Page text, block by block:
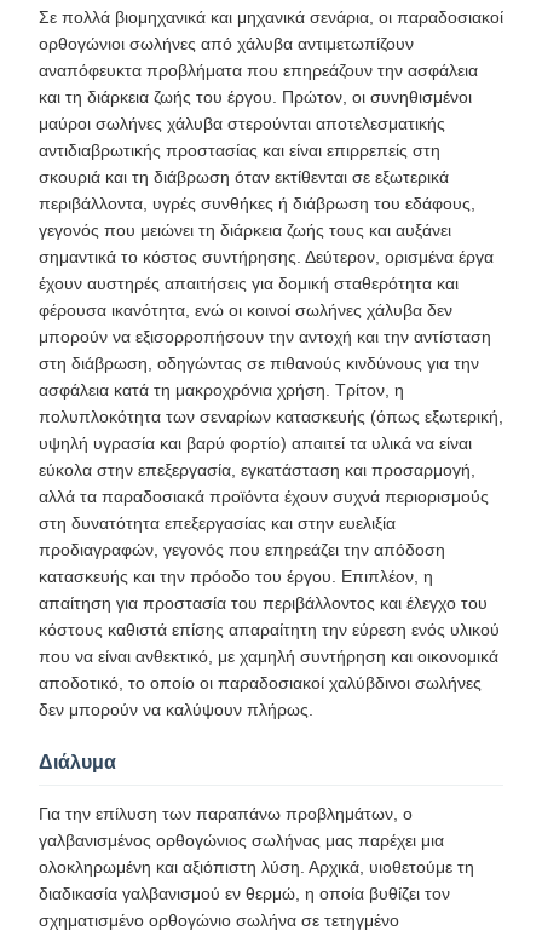
Σε πολλά βιομηχανικά και μηχανικά σενάρια, οι παραδοσιακοί
ορθογώνιοι σωλήνες από χάλυβα αντιμετωπίζουν
αναπόφευκτα προβλήματα που επηρεάζουν την ασφάλεια
και τη διάρκεια ζωής του έργου. Πρώτον, οι συνηθισμένοι
μαύροι σωλήνες χάλυβα στερούνται αποτελεσματικής
αντιδιαβρωτικής προστασίας και είναι επιρρεπείς στη
σκουριά και τη διάβρωση όταν εκτίθενται σε εξωτερικά
περιβάλλοντα, υγρές συνθήκες ή διάβρωση του εδάφους,
γεγονός που μειώνει τη διάρκεια ζωής τους και αυξάνει
σημαντικά το κόστος συντήρησης. Δεύτερον, ορισμένα έργα
έχουν αυστηρές απαιτήσεις για δομική σταθερότητα και
φέρουσα ικανότητα, ενώ οι κοινοί σωλήνες χάλυβα δεν
μπορούν να εξισορροπήσουν την αντοχή και την αντίσταση
στη διάβρωση, οδηγώντας σε πιθανούς κινδύνους για την
ασφάλεια κατά τη μακροχρόνια χρήση. Τρίτον, η
πολυπλοκότητα των σεναρίων κατασκευής (όπως εξωτερική,
υψηλή υγρασία και βαρύ φορτίο) απαιτεί τα υλικά να είναι
εύκολα στην επεξεργασία, εγκατάσταση και προσαρμογή,
αλλά τα παραδοσιακά προϊόντα έχουν συχνά περιορισμούς
στη δυνατότητα επεξεργασίας και στην ευελιξία
προδιαγραφών, γεγονός που επηρεάζει την απόδοση
κατασκευής και την πρόοδο του έργου. Επιπλέον, η
απαίτηση για προστασία του περιβάλλοντος και έλεγχο του
κόστους καθιστά επίσης απαραίτητη την εύρεση ενός υλικού
που να είναι ανθεκτικό, με χαμηλή συντήρηση και οικονομικά
αποδοτικό, το οποίο οι παραδοσιακοί χαλύβδινοι σωλήνες
δεν μπορούν να καλύψουν πλήρως.
Διάλυμα
Για την επίλυση των παραπάνω προβλημάτων, ο
γαλβανισμένος ορθογώνιος σωλήνας μας παρέχει μια
ολοκληρωμένη και αξιόπιστη λύση. Αρχικά, υιοθετούμε τη
διαδικασία γαλβανισμού εν θερμώ, η οποία βυθίζει τον
σχηματισμένο ορθογώνιο σωλήνα σε τετηγμένο